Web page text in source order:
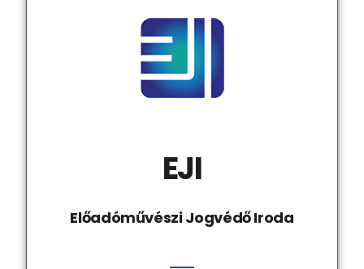
EJI
Előadóművészi Jogvédő Iroda